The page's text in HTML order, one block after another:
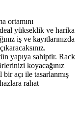
ortamını
yükseklik ve harika
iş ve kayıtlarınızda
yapıya sahiptir. Rack
koyacağınız
açı ile tasarlanmış
rahat